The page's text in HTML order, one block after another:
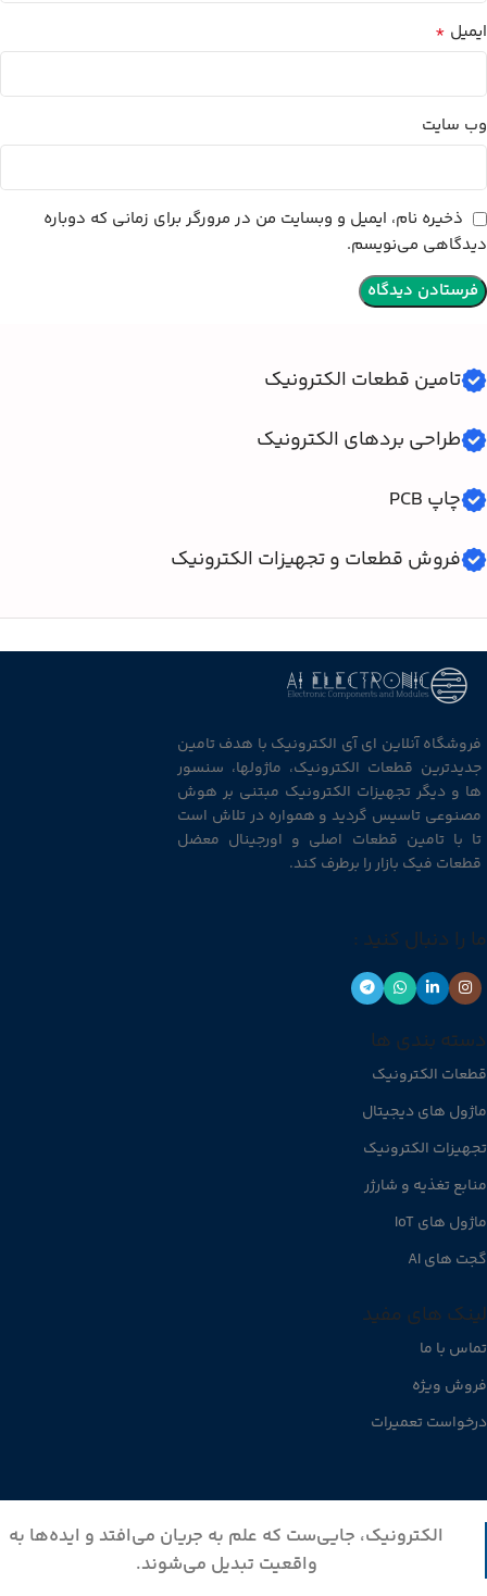
ایمیل *
وب‌ سایت
ذخیره نام، ایمیل و وبسایت من در مرورگر برای زمانی که دوباره
دیدگاهی می‌نویسم.
تامین قطعات الکترونیک
طراحی بردهای الکترونیک
چاپ PCB
فروش قطعات و تجهیزات الکترونیک
فروشگاه آنلاین ای آی الکترونیک با هدف تامین
جدیدترین قطعات الکترونیک، ماژولها، سنسور
ها و دیگر تجهیزات الکترونیک مبتنی بر هوش
مصنوعی تاسیس گردید و همواره در تلاش است
تا با تامین قطعات اصلی و اورجینال معضل
قطعات فیک بازار را برطرف کند.
ما را دنبال کنید :
دسته بندی ها
قطعات الکترونیک
ماژول های دیجیتال
تجهیزات الکترونیک
منابع تغذیه و شارژر
ماژول های IoT
گجت های AI
لینک های مفید
تماس با ما
فروش ویژه
درخواست تعمیرات
الکترونیک، جایی‌ست که علم به جریان می‌افتد و ایده‌ها به
واقعیت تبدیل می‌شوند.